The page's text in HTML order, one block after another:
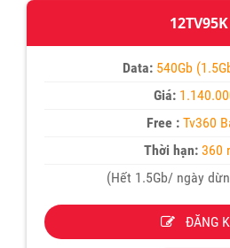
12TV95K
Data: 540Gb
Giá:
Free : Tv360
Thời hạn:360
(Hết 1.5Gb/ ngày
ĐĂNG